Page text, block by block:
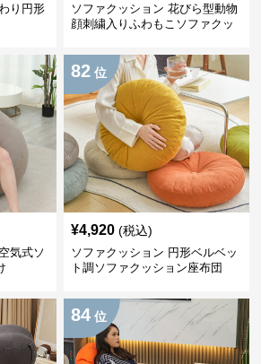
り円形
ソファクッション 花びら型動物
顔刺繍入りふわもこソファクッ
気式ソ
82 位
¥4,920 (税込)
ソファクッション 円形ベルベッ
ト調ソファクッション座布団
84 位